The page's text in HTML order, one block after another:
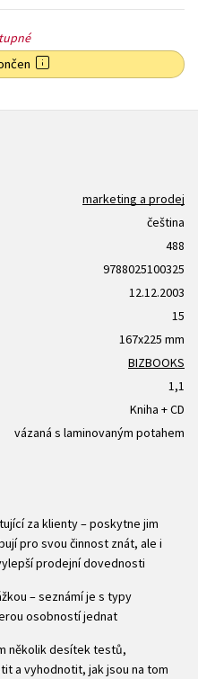
marketing a prodej
čeština
488
9788025100325
12.12.2003
15
167x225 mm
BIZBOOKS
1,1
Kniha + CD
vázaná s laminovaným potahem
za klienty – poskytne jim
pro svou činnost znát, ale i
prodejní dovednosti
– seznámí je s typy
osobností jednat
několik desítek testů,
a vyhodnotit, jak jsou na tom